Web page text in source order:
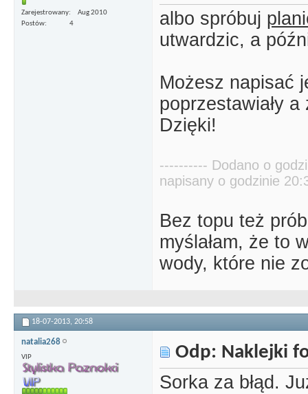
Zarejestrowany
Aug 2010
Postów
4 albo spróbuj
utwardzic, a
Możesz napisać
poprzestawiały
Dzięki!
---------- Dodano o
napisany o godzinie
Bez topu też
myślałam, że to
wody, które nie
18-07-2013, 20:58
natalia268
VIP Odp: Naklejki
Sorka za błąd.